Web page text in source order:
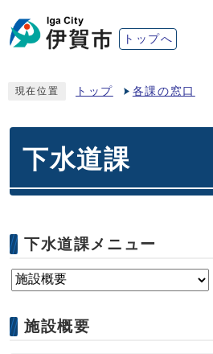
トップへ
現在位置 トップ 各課の窓口
下水道課
下水道課メニュー
施設概要